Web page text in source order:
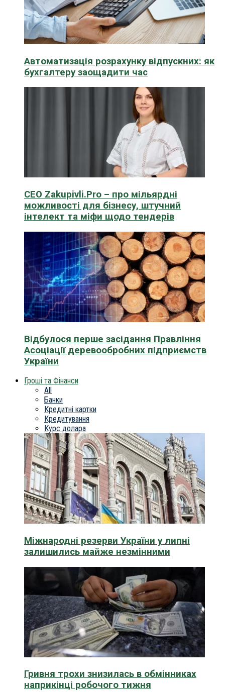
Автоматизація розрахунку відпускних: як
бухгалтеру заощадити час
CEO Zakupivli.Pro – про мільярдні
можливості для бізнесу, штучний
інтелект та міфи щодо тендерів
Відбулося перше засідання Правління
Асоціації деревообробних підприємств
України
Гроші та Фінанси
All
Банки
Кредитні картки
Кредитування
Курс долара
Міжнародні резерви України у липні
залишились майже незмінними
Гривня трохи знизилась в обмінниках
наприкінці робочого тижня